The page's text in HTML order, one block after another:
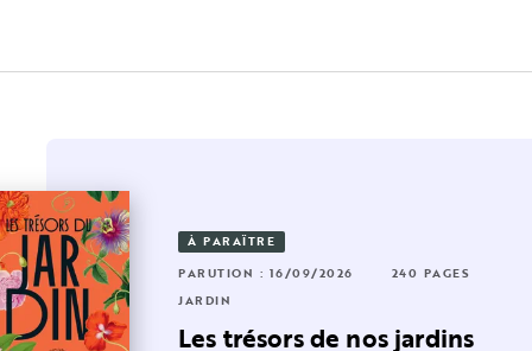
PAGES
jardin
: 15/10/2025
256 PAGES
jardin survivaliste
À PARAÎTRE
PARUTION : 16/09/2026
240 PAGES
JARDIN
Les trésors de nos jardins